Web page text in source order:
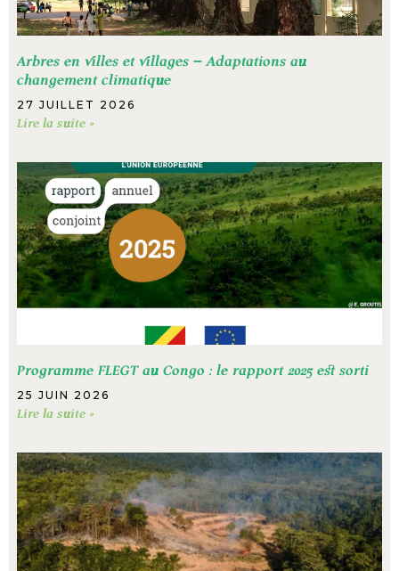
Arbres en villes et villages – Adaptations au
changement climatique
27 JUILLET 2026
Lire la suite »
Programme FLEGT au Congo : le rapport 2025 est sorti
25 JUIN 2026
Lire la suite »